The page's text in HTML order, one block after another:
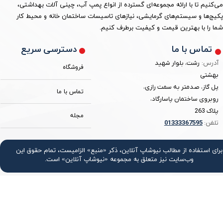
برای استفاده از مطالب نیوشاپ آنلاین، ذکر «منبع» الزامیست، تمام حقوق اين
وب‌سايت نیز متعلق به مجموعه «نیوشاپ آنلاین» است.
می‌کنیم تا با ارائه مجموعه‌ای گسترده از انواع پمپ آب، چینی آلات بهداشتی،
پکیج‌ها و سیستم‌های گرمایشی، نیازهای تاسیسات ساختمان خانه و محیط کار
شما را با بهترین قیمت و کیفیت برطرف کنیم.
دسترسی سریع
فروشگاه
تماس با ما
مجله
تماس با ما
آدرس: رشت، بلوار شهید
بهشتی
پل گاز، صدمتر به سمت رازی،
روبروی ساختمان پاسارگاد،
پلاک 263
تلفن:
01333367595